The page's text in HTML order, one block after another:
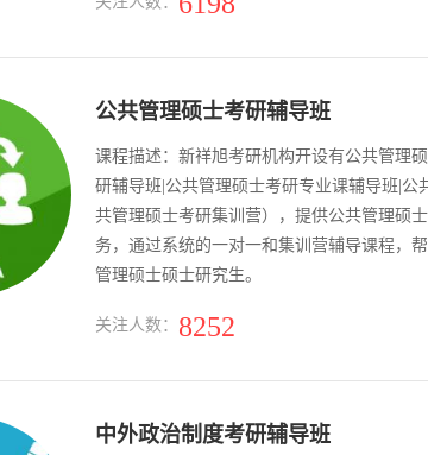
公共管理硕士考研辅导班
课程描述：新祥旭考研机构开设有公共管理
研辅导班|公共管理硕士考研专业课辅导班|公
共管理硕士考研集训营），提供公共管理硕
务，通过系统的一对一和集训营辅导课程，
管理硕士硕士研究生。
关注人数： 8252
中外政治制度考研辅导班